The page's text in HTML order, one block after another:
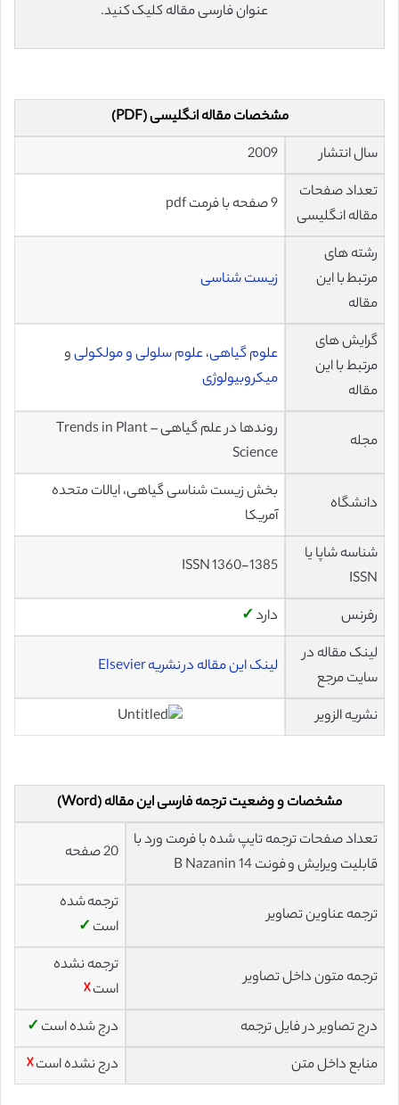
عنوان فارسی مقاله کلیک کنید.
مشخصات مقاله انگلیسی (PDF)
سال انتشار
2009
تعداد صفحات
مقاله انگلیسی
9 صفحه با فرمت pdf
رشته های
مرتبط با این
مقاله
زیست شناسی
گرایش های
مرتبط با این
مقاله
علوم گیاهی،علوم سلولی و مولکولیو
میکروبیولوژی
مجله
روندها در علم گیاهی – Trends in Plant
Science
دانشگاه
بخش زیست شناسی گیاهی، ایالات متحده
آمریکا
شناسه شاپا یا
ISSN
ISSN 1360-1385
رفرنس دارد✓
لینک مقاله در
سایت مرجع
لینک این مقاله در نشریه Elsevier
نشریه الزویر
مشخصات و وضعیت ترجمه فارسی این مقاله (Word)
تعداد صفحات ترجمه تایپ شده با فرمت ورد با
قابلیت ویرایش و فونت 14 B Nazanin
20 صفحه
ترجمه عناوین تصاویر
ترجمه شده
است ✓
ترجمه متون داخل تصاویر
ترجمه نشده
است☓
درج تصاویر در فایل ترجمه
درج شده است ✓
منابع داخل متن
درج نشده است☓